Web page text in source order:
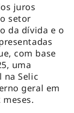
juros
setor
da dívida e o
com base
uma
na Selic
geral em
meses.